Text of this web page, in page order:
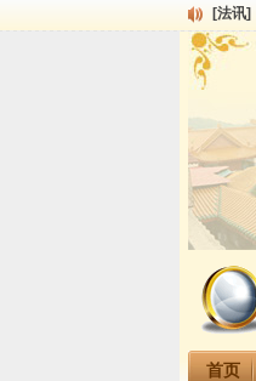
[法讯]
[法讯]
[法讯]
[法讯]
[法讯]
[法讯]
[法讯]
[法讯]
[法讯]
首页